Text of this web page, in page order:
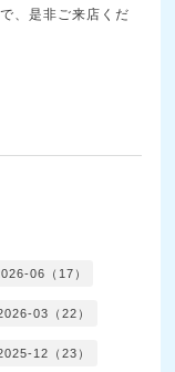
、是非ご来店くだ
06（17）
03（22）
12（23）